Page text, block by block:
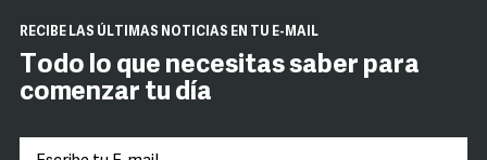
RECIBE LAS ÚLTIMAS NOTICIAS EN TU E-MAIL
Todo lo que necesitas saber para
comenzar tu día